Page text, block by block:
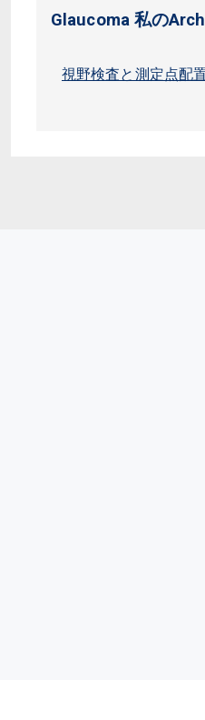
Glaucoma 私の
視野検査と測定点配